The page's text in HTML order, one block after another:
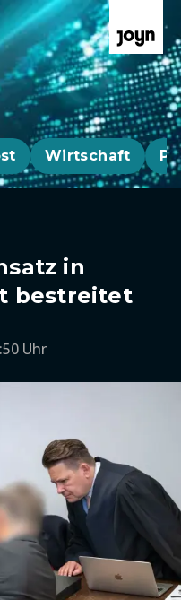
Wirtschaft
in
bestreitet
Uhr